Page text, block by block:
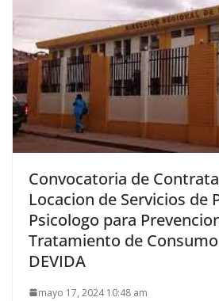
Convocatoria de
Locacion de Servicios de
Psicologo para
Tratamiento de
DEVIDA
mayo 17, 2024 10:48 am